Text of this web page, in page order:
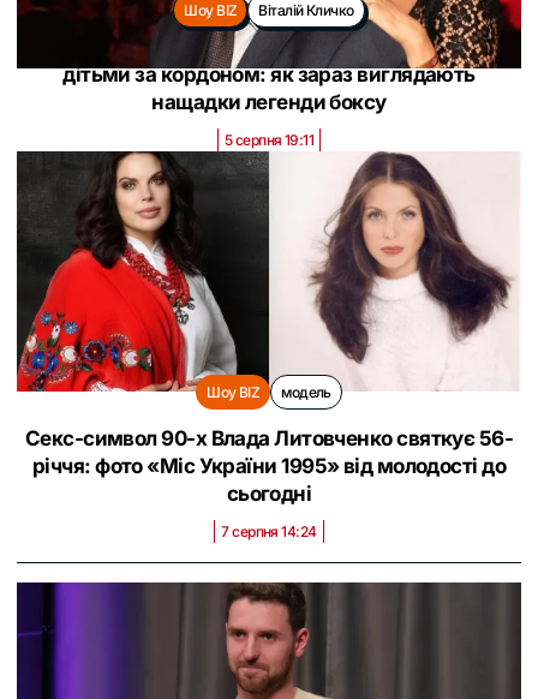
Шоу BIZ Віталій Кличко
Колишня дружина Віталія Кличка засвітилася з
дітьми за кордоном: як зараз виглядають
нащадки легенди боксу
5 серпня 19:11
Шоу BIZ модель
Секс-символ 90-х Влада Литовченко святкує 56-
річчя: фото «Міс України 1995» від молодості до
сьогодні
7 серпня 14:24